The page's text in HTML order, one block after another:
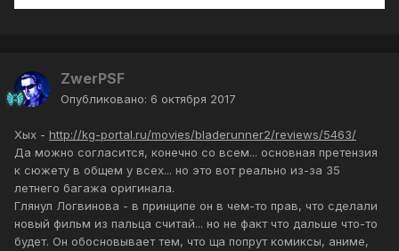
ZwerPSF
Опубликовано: 6 октября 2017
Хых - http://kg-portal.ru/movies/bladerunner2/reviews/5463/
Да можно согласится, конечно со всем... основная претензия
к сюжету в общем у всех... но это вот реально из-за 35
летнего багажа оригинала.
Глянул Логвинова - в принципе он в чем-то прав, что сделали
новый фильм из пальца считай... но не факт что дальше что-то
будет. Он обосновывает тем, что ща попрут комиксы, аниме,